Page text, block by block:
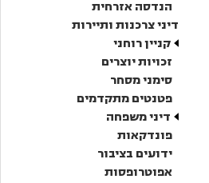
הנדסה אזרחית
דיני צרכנות ותיירות
קניין רוחני
זכויות יוצרים
סימני מסחר
פטנטים מתקדמים
דיני משפחה
פונדקאות
ידועים בציבור
אפוטרופסות